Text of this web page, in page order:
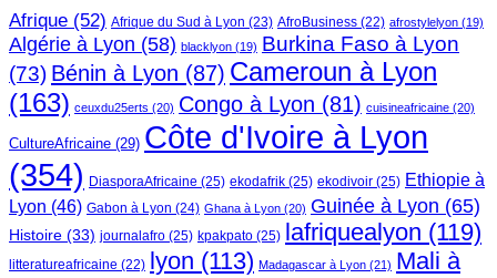
Afrique (52) Afrique du Sud à Lyon (23) AfroBusiness (22) afrostylelyon (19)
Algérie à Lyon (58) blacklyon (19) Burkina Faso à Lyon
(73) Bénin à Lyon (87) Cameroun à Lyon
(163) ceuxdu25erts (20) Congo à Lyon (81) cuisineafricaine (20)
CultureAfricaine (29) Côte d'Ivoire à Lyon
(354) DiasporaAfricaine (25) ekodafrik (25) ekodivoir (25) Ethiopie à
Lyon (46) Gabon à Lyon (24) Ghana à Lyon (20) Guinée à Lyon (65)
Histoire (33) journalafro (25) kpakpato (25) lafriquealyon (119)
litteratureafricaine (22) lyon (113) Madagascar à Lyon (21) Mali à